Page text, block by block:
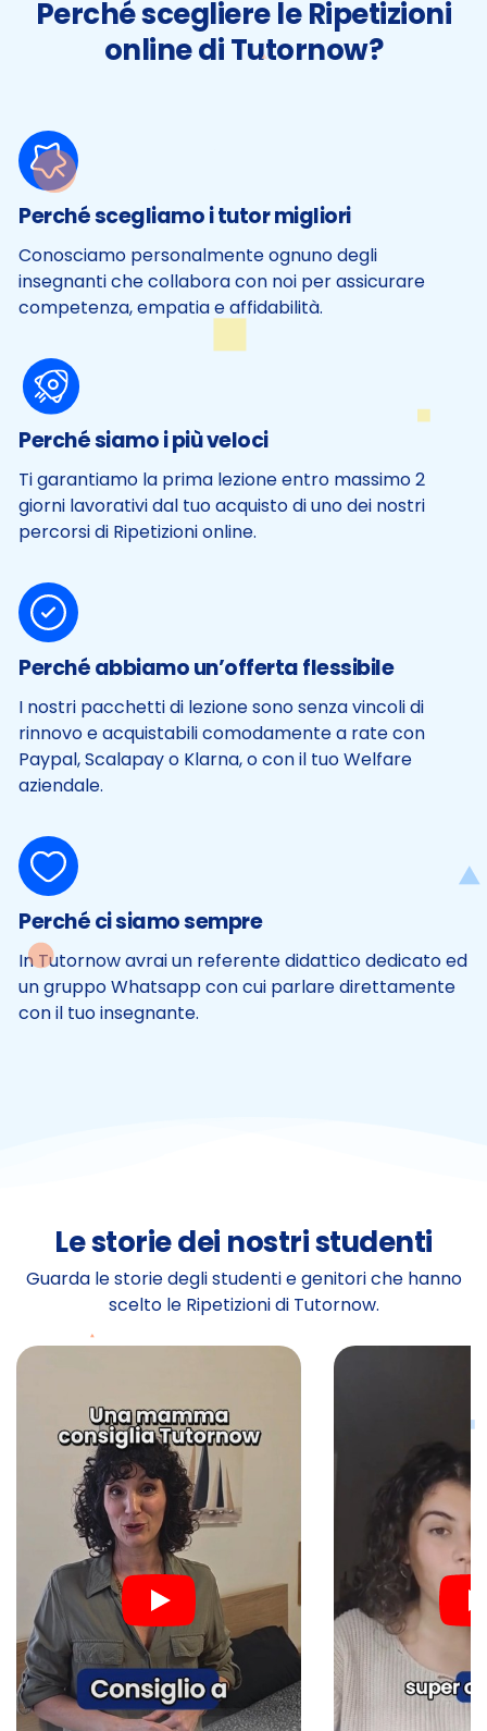
Perché scegliere le Ripetizioni
online di Tutornow?
Perché scegliamo i tutor migliori
Conosciamo personalmente ognuno degli
insegnanti che collabora con noi per assicurare
competenza, empatia e affidabilità.
Perché siamo i più veloci
Ti garantiamo la prima lezione entro massimo 2
giorni lavorativi dal tuo acquisto di uno dei nostri
percorsi di Ripetizioni online.
Perché abbiamo un’offerta flessibile
I nostri pacchetti di lezione sono senza vincoli di
rinnovo e acquistabili comodamente a rate con
Paypal, Scalapay o Klarna, o con il tuo Welfare
aziendale.
Perché ci siamo sempre
In Tutornow avrai un referente didattico dedicato ed
un gruppo Whatsapp con cui parlare direttamente
con il tuo insegnante.
Le storie dei nostri studenti
Guarda le storie degli studenti e genitori che hanno
scelto le Ripetizioni di Tutornow.